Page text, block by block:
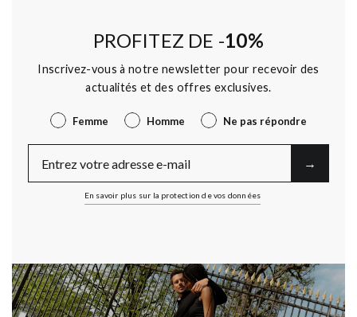
PROFITEZ DE -10%
Inscrivez-vous à notre newsletter pour recevoir des
actualités et des offres exclusives.
Genre Femme Homme Ne pas répondre
→︎
En savoir plus sur la protection de vos données